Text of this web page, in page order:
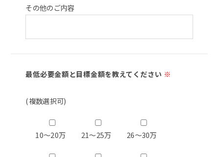
その他のご内容
最低必要金額と目標金額を教えてください ※
(複数選択可)
10～20万 21～25万 26～30万